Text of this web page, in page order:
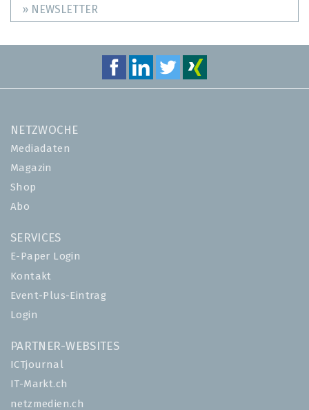
» NEWSLETTER
NETZWOCHE
Mediadaten
Magazin
Shop
Abo
SERVICES
E-Paper Login
Kontakt
Event-Plus-Eintrag
Login
PARTNER-WEBSITES
ICTjournal
IT-Markt.ch
netzmedien.ch